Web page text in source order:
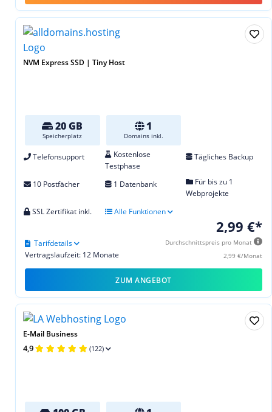
NVM Express SSD | Tiny Host
20 GB
Speicherplatz
1
Domains inkl.
Telefonsupport
Kostenlose
Testphase
Tägliches Backup
10 Postfächer 1 Datenbank
Für bis zu 1
Webprojekte
SSL Zertifikat inkl.
Alle Funktionen
2,99 €*
Durchschnittspreis pro Monat
2,99 €/Monat
Vertragslaufzeit: 12 Monate
Tarifdetails
ZUM ANGEBOT
E-Mail Business
4,9 (122)